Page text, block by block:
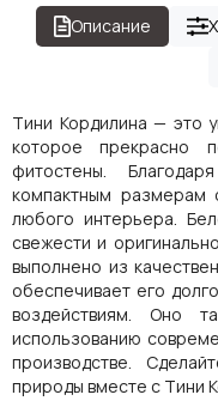
Описание
Тини Кордилина — это
которое прекрасно
фитостены.
компактным размерам
любого интерьера.
свежести и
выполнено из
обеспечивает его
воздействиям. Оно
использованию
производстве.
природы вместе с Тини